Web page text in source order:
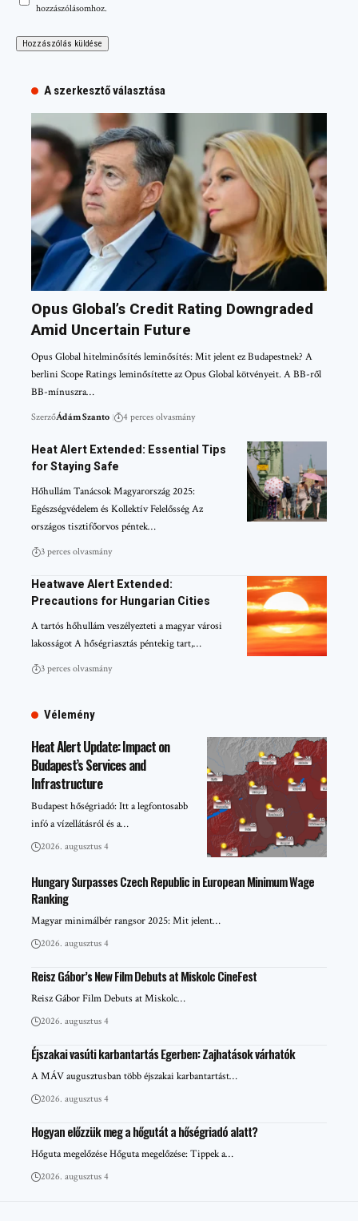
hozzászólásomhoz.
A szerkesztő választása
Opus Global’s Credit Rating Downgraded
Amid Uncertain Future
Opus Global hitelminősítés leminősítés: Mit jelent ez Budapestnek? A
berlini Scope Ratings leminősítette az Opus Global kötvényeit. A BB-ről
BB-mínuszra…
SzerzőÁdám Szanto 4 perces olvasmány
Heat Alert Extended: Essential Tips
for Staying Safe
Hőhullám Tanácsok Magyarország 2025:
Egészségvédelem és Kollektív Felelősség Az
országos tisztifőorvos péntek…
3 perces olvasmány
Heatwave Alert Extended:
Precautions for Hungarian Cities
A tartós hőhullám veszélyezteti a magyar városi
lakosságot A hőségriasztás péntekig tart,…
3 perces olvasmány
Vélemény
Heat Alert Update: Impact on
Budapest’s Services and
Infrastructure
Budapest hőségriadó: Itt a legfontosabb
infó a vízellátásról és a…
2026. augusztus 4
Hungary Surpasses Czech Republic in European Minimum Wage
Ranking
Magyar minimálbér rangsor 2025: Mit jelent…
2026. augusztus 4
Reisz Gábor’s New Film Debuts at Miskolc CineFest
Reisz Gábor Film Debuts at Miskolc…
2026. augusztus 4
Éjszakai vasúti karbantartás Egerben: Zajhatások várhatók
A MÁV augusztusban több éjszakai karbantartást…
2026. augusztus 4
Hogyan előzzük meg a hőgutát a hőségriadó alatt?
Hőguta megelőzése Hőguta megelőzése: Tippek a…
2026. augusztus 4